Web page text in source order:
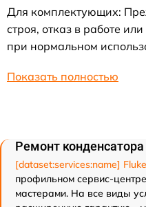
Для комплектующих:
строя, отказ в работе
при нормальном
Показать полностью
Ремонт
[dataset:services:name]
профильном сервис-
мастерами. На все виды